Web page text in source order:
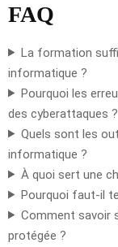
FAQ
La formation
informatique ?
Pourquoi les
des cyberattaques ?
Quels sont les
informatique ?
À quoi sert une
Pourquoi faut-il
Comment savoir
protégée ?